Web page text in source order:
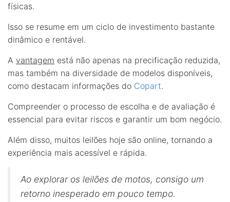
físicas.
Isso se resume em um ciclo de investimento bastante
dinâmico e rentável.
A vantagem está não apenas na precificação reduzida,
mas também na diversidade de modelos disponíveis,
como destacam informações do Copart.
Compreender o processo de escolha e de avaliação é
essencial para evitar riscos e garantir um bom negócio.
Além disso, muitos leilões hoje são online, tornando a
experiência mais acessível e rápida.
Ao explorar os leilões de motos, consigo um
retorno inesperado em pouco tempo.